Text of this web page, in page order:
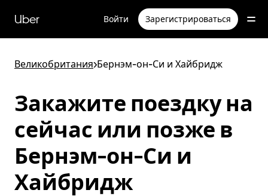
перейти
к
содержимому
Uber Войти Зарегистрироваться
Великобритания>Бернэм-он-Си и Хайбридж
Закажите поездку на
сейчас или позже в
Бернэм-он-Си и
Хайбридж